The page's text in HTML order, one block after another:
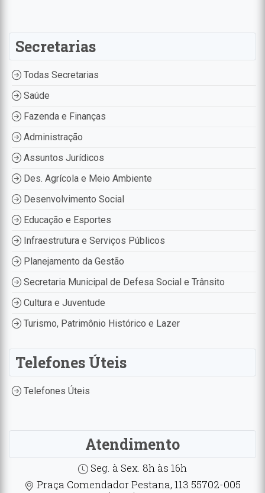
Secretarias
Todas Secretarias
Saúde
Fazenda e Finanças
Administração
Assuntos Jurídicos
Des. Agrícola e Meio Ambiente
Desenvolvimento Social
Educação e Esportes
Infraestrutura e Serviços Públicos
Planejamento da Gestão
Secretaria Municipal de Defesa Social e Trânsito
Cultura e Juventude
Turismo, Patrimônio Histórico e Lazer
Telefones Úteis
Telefones Úteis
Atendimento
Seg. à Sex. 8h às 16h
Praça Comendador Pestana, 113 55702-005